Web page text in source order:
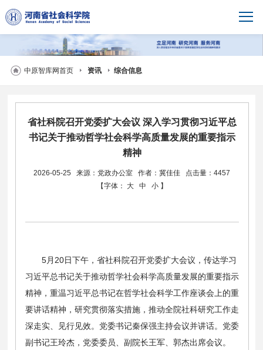
中原智库网首页 资讯 综合信息
省社科院召开党委扩大会议 深入学习贯彻习近平总
书记关于推动哲学社会科学高质量发展的重要指示
精神
2026-05-25 来源：党政办公室 作者：冀佳佳
点击量：4457
【字体：
大 中 小 】
5月20日下午，省社科院召开党委扩大会议，传达学习
习近平总书记关于推动哲学社会科学高质量发展的重要指示
精神，重温习近平总书记在哲学社会科学工作座谈会上的重
要讲话精神，研究贯彻落实措施，推动全院社科研究工作走
深走实、见行见效。党委书记秦保强主持会议并讲话。党委
副书记王玲杰，党委委员、副院长王军、郭杰出席会议。